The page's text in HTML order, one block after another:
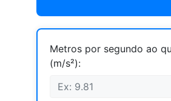
Metros por segundo ao
(m/s²):